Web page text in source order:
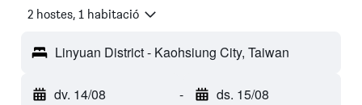
2 hostes, 1 habitació
Linyuan District - Kaohsiung City, Taiwan
dv. 14/08 - ds. 15/08